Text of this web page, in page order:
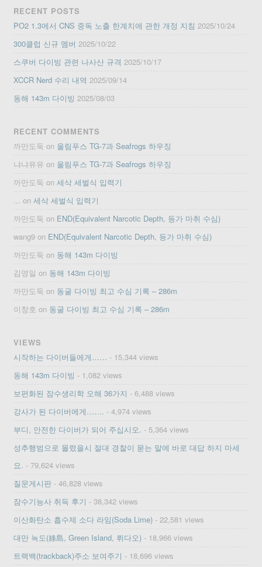
RECENT POSTS
PO2 1.3에서 CNS 중독 노출 한계치에 관한 개정 지침 2025/10/24
300클럽 신규 멤버 2025/10/22
스쿠버 다이빙 관련 나사산 규격 2025/10/17
XCCR Nerd 수리 내역 2025/09/14
동해 143m 다이빙 2025/08/03
RECENT COMMENTS
까만도둑 on 올림푸스 TG-7과 Seafrogs 하우징
냐냐유유 on 올림푸스 TG-7과 Seafrogs 하우징
까만도둑 on세삭 세벌식 입력기
on세삭 세벌식 입력기
까만도둑 on END(Equivalent Narcotic Depth, 등가 마취 수심)
wang9 on END(Equivalent Narcotic Depth, 등가 마취 수심)
까만도둑 on 동해 143m 다이빙
김영일 on 동해 143m 다이빙
까만도둑 on 동굴 다이빙 최고 수심 기록 – 286m
이창호 on 동굴 다이빙 최고 수심 기록 – 286m
VIEWS
시작하는 다이버들에게…… - 15,344 views
동해 143m 다이빙 - 1,082 views
보편화된 잠수생리학 오해 36가지 - 6,488 views
강사가 된 다이버에게……. - 4,974 views
부디, 안전한 다이버가 되어 주십시오. - 5,364 views
성추행범으로 몰렸을시 절대 경찰이 묻는 말에 바로 대답 하지 마세
요. - 79,624 views
질문게시판 - 46,828 views
잠수기능사 취득 후기 - 38,342 views
이산화탄소 흡수제 소다 라임(Soda Lime) - 22,581 views
대만 녹도(綠島, Green Island, 뤼다오) - 18,966 views
트랙백(trackback)주소 보여주기 - 18,696 views